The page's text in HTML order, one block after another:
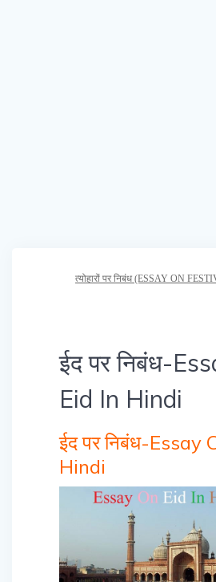
त्योहारों पर निबंध (ESSAY ON
ईद पर निबंध-
Eid In Hindi
ईद पर निबंध-Essay
Hindi